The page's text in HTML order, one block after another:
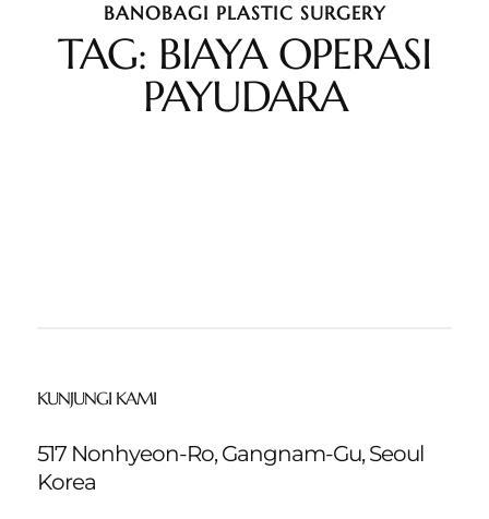
BANOBAGI PLASTIC SURGERY
TAG: BIAYA OPERASI
PAYUDARA
KUNJUNGI KAMI
517 Nonhyeon-Ro, Gangnam-Gu, Seoul
Korea